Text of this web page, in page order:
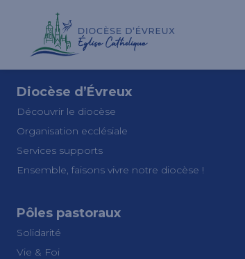
Diocèse d’Évreux
Découvrir le diocèse
Organisation ecclésiale
Services supports
Ensemble, faisons vivre notre diocèse !
Pôles pastoraux
Solidarité
Vie & Foi